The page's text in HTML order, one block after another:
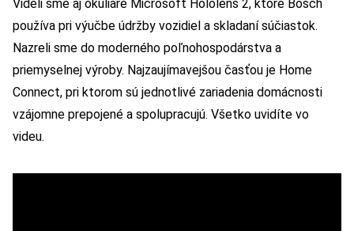
Videli sme aj okuliare Microsoft Hololens 2, ktoré Bosch
používa pri výučbe údržby vozidiel a skladaní súčiastok.
Nazreli sme do moderného poľnohospodárstva a
priemyselnej výroby. Najzaujímavejšou časťou je Home
Connect, pri ktorom sú jednotlivé zariadenia domácnosti
vzájomne prepojené a spolupracujú. Všetko uvidíte vo
videu.